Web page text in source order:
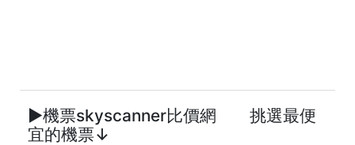
►機票skyscanner比價網 挑選最便
宜的機票↓